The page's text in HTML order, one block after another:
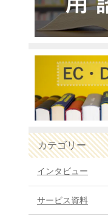
カテゴリー
インタビュー
サービス資料